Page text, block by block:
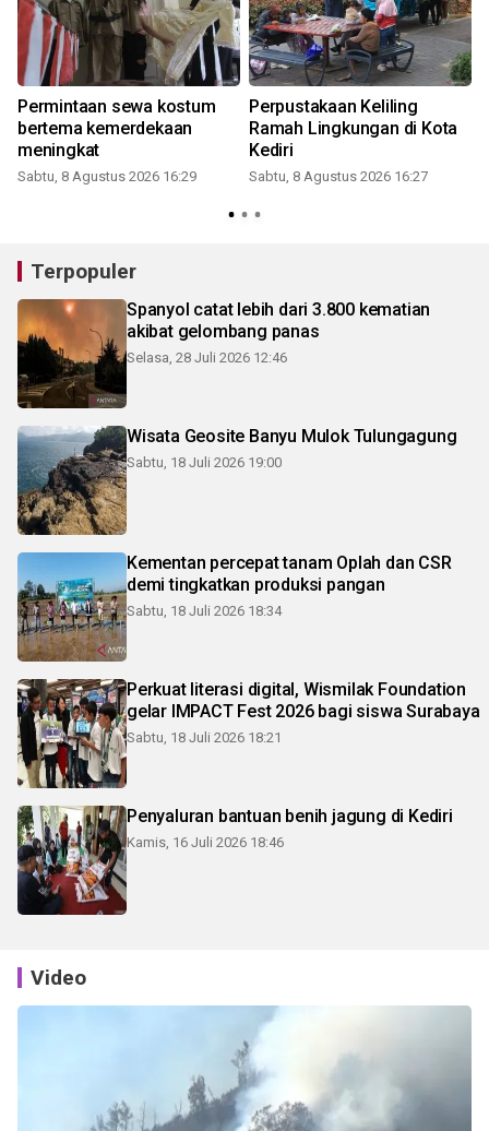
Permintaan sewa kostum
bertema kemerdekaan
meningkat
Sabtu, 8 Agustus 2026 16:29
Perpustakaan Keliling
Ramah Lingkungan di Kota
Kediri
Sabtu, 8 Agustus 2026 16:27
Terpopuler
Spanyol catat lebih dari 3.800 kematian
akibat gelombang panas
Selasa, 28 Juli 2026 12:46
Wisata Geosite Banyu Mulok Tulungagung
Sabtu, 18 Juli 2026 19:00
Kementan percepat tanam Oplah dan CSR
demi tingkatkan produksi pangan
Sabtu, 18 Juli 2026 18:34
Perkuat literasi digital, Wismilak Foundation
gelar IMPACT Fest 2026 bagi siswa Surabaya
Sabtu, 18 Juli 2026 18:21
Penyaluran bantuan benih jagung di Kediri
Kamis, 16 Juli 2026 18:46
Video